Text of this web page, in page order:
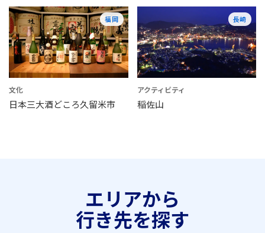
福岡
文化
日本三大酒どころ久留米市
長崎
アクティビティ
稲佐山
エリアから
行き先を探す